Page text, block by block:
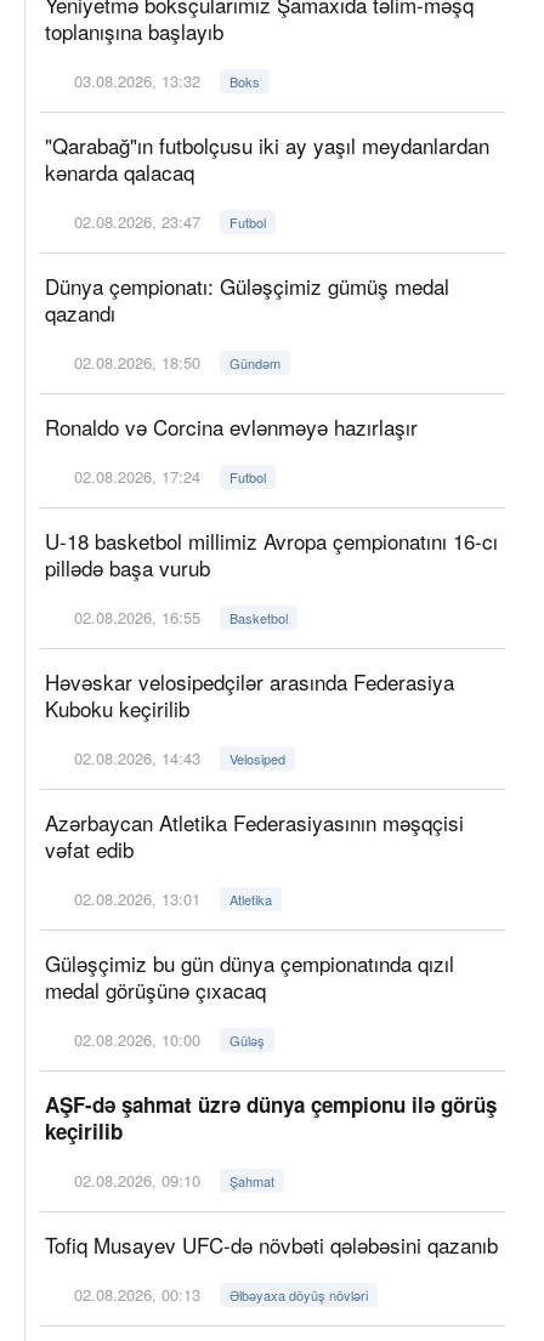
toplanışına başlayıb
03.08.2026, 13:32 Boks
"Qarabağ"ın futbolçusu iki ay yaşıl meydanlardan
kənarda qalacaq
02.08.2026, 23:47 Futbol
Dünya çempionatı: Güləşçimiz gümüş medal
qazandı
02.08.2026, 18:50 Gündəm
Ronaldo və Corcina evlənməyə hazırlaşır
02.08.2026, 17:24 Futbol
U-18 basketbol millimiz Avropa çempionatını 16-cı
pillədə başa vurub
02.08.2026, 16:55 Basketbol
Həvəskar velosipedçilər arasında Federasiya
Kuboku keçirilib
02.08.2026, 14:43 Velosiped
Azərbaycan Atletika Federasiyasının məşqçisi
vəfat edib
02.08.2026, 13:01 Atletika
Güləşçimiz bu gün dünya çempionatında qızıl
medal görüşünə çıxacaq
02.08.2026, 10:00 Güləş
AŞF-də şahmat üzrə dünya çempionu ilə görüş
keçirilib
02.08.2026, 09:10 Şahmat
Tofiq Musayev UFC-də növbəti qələbəsini qazanıb
02.08.2026, 00:13 Əlbəyaxa döyüş növləri